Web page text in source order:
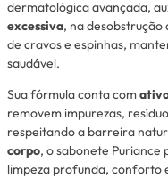
dermatológica avançada,
excessiva, na
de cravos e espinhas,
saudável.
Sua fórmula conta com
removem impurezas,
respeitando a barreira
corpo, o sabonete Puriance
limpeza profunda, conforto